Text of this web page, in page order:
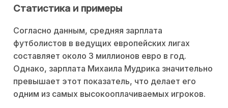
Статистика и примеры
Согласно данным, средняя зарплата
футболистов в ведущих европейских лигах
составляет около 3 миллионов евро в год.
Однако, зарплата Михаила Мудрика значительно
превышает этот показатель, что делает его
одним из самых высокооплачиваемых игроков.